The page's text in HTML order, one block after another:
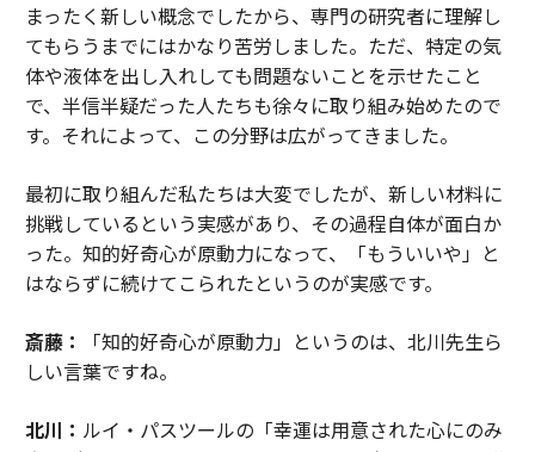
まったく新しい概念でしたから、専門の研究者に理解し
てもらうまでにはかなり苦労しました。ただ、特定の気
体や液体を出し入れしても問題ないことを示せたこと
で、半信半疑だった人たちも徐々に取り組み始めたので
す。それによって、この分野は広がってきました。
最初に取り組んだ私たちは大変でしたが、新しい材料に
挑戦しているという実感があり、その過程自体が面白か
った。知的好奇心が原動力になって、「もういいや」と
はならずに続けてこられたというのが実感です。
斎藤：
「知的好奇心が原動力」というのは、北川先生ら
しい言葉ですね。
北川： ルイ・パスツールの「幸運は用意された心にのみ